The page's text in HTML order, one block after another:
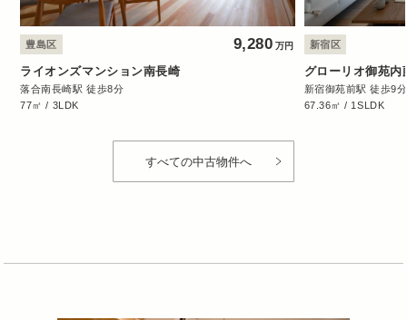
豊島区 9,280 万円
ライオンズマンション南長崎
落合南長崎駅 徒歩8分
77㎡ / 3LDK
新宿区
グローリオ御苑内
新宿御苑前駅 徒歩9分
67.36㎡ / 1SLDK
すべての中古物件へ